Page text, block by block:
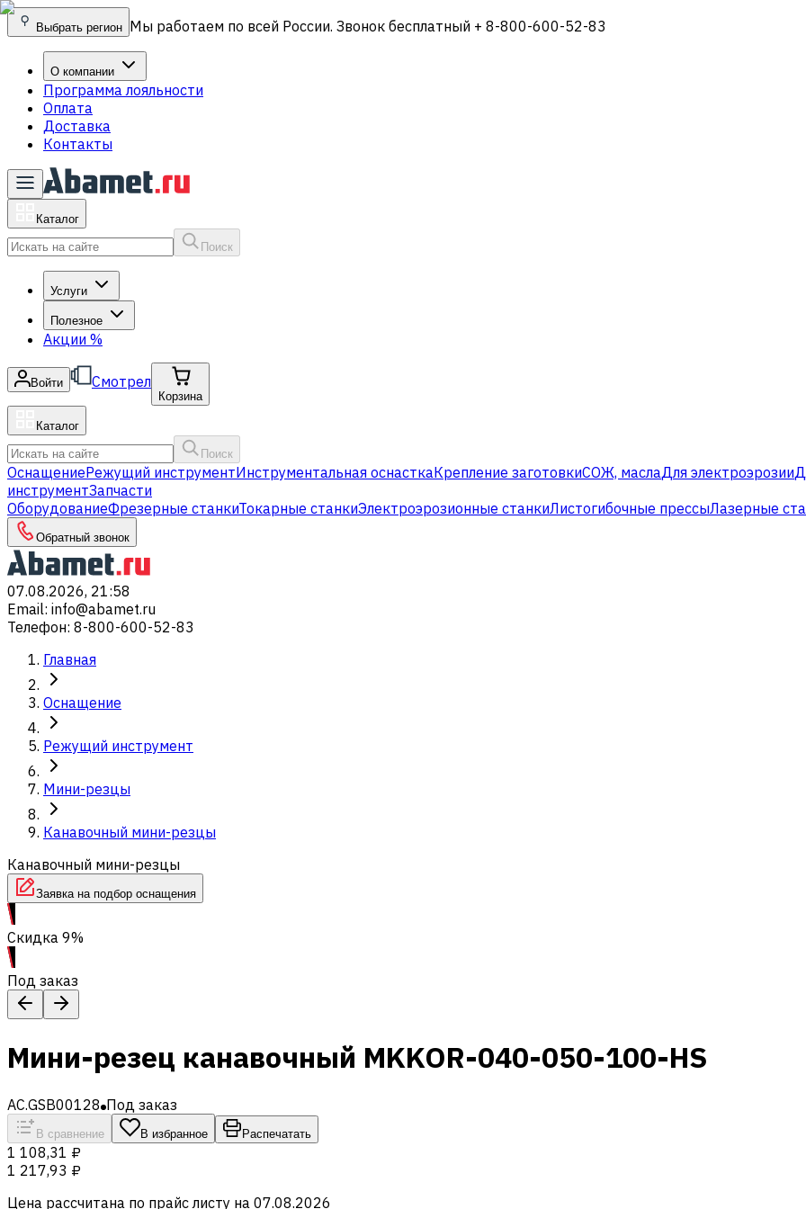
Выбрать регион Мы работаем по всей России. Звонок бесплатный + 8-800-600-52-83
О компании
Программа лояльности
Оплата
Доставка
Контакты
Каталог
Поиск
Услуги
Полезное
Акции %
Войти Смотрел
Корзина
Каталог
Поиск
ОснащениеРежущий инструментИнструментальная оснасткаКрепление заготовкиСОЖ, маслаДля электроэрозии
инструментЗапчасти
ОборудованиеФрезерные станкиТокарные станкиЭлектроэрозионные станкиЛистогибочные прессыЛазерные
Обратный звонок
07.08.2026, 21:58
Email: info@abamet.ru
Телефон: 8-800-600-52-83
Главная
Оснащение
Режущий инструмент
Мини-резцы
Канавочный мини-резцы
Канавочный мини-резцы
Заявка на подбор оснащения
Скидка 9%
Под заказ
Мини-резец канавочный MKKOR-040-050-100-HS
AC.GSB00128 Под заказ
В сравнение В избранное Распечатать
1 108,31 ₽
1 217,93 ₽
Цена рассчитана по прайс листу на 07.08.2026